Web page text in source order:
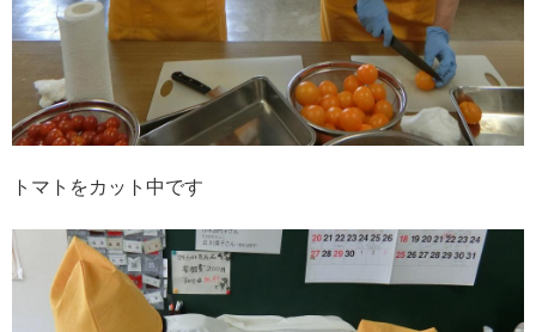
トマトをカット中です